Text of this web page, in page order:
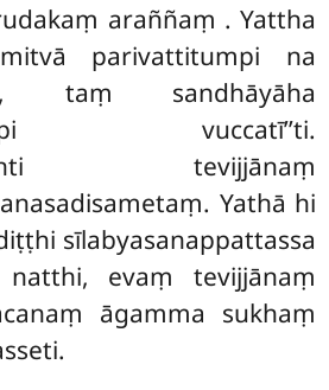
araññaṃ . Yattha
parivattitumpi na
taṃ sandhāyāha
vuccatī’’ti.
tevijjānaṃ
Yathā hi
sīlabyasanappattassa
evaṃ tevijjānaṃ
āgamma sukhaṃ